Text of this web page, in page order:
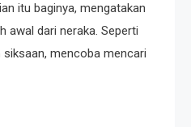
itu baginya, mengatakan
awal dari neraka. Seperti
siksaan, mencoba mencari